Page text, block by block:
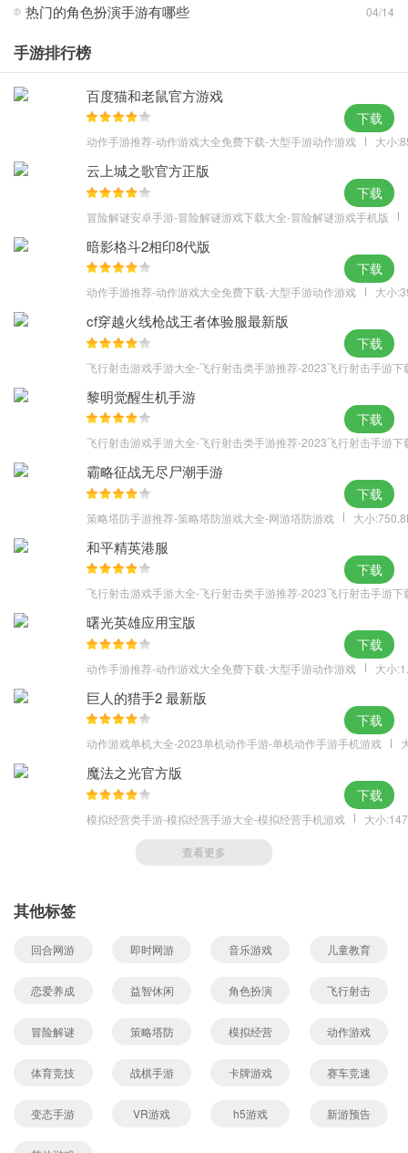
《千与千寻》中的湛蓝天空、《天空之城》中的翠绿掩映、《幽灵
公主》中的山峦河流等诸多曾经让你醉心的动漫场景，在《星之契
约》中你均可以亲自来体验一番。
欧式的宫殿城堡、酒馆，街边的银行、邮局，邻家的面包店，或豪
华或简易的马车，展现着这个世界的文明;同时，这里有无数的冒险
家，魔法普遍存在，天空有可行驶万里的巨型飞艇，远方有充满能
源的未知神秘地带，太阳、月亮、星辰如神灵、图腾般被崇拜。
文明与魔法结合，幻想与神奇交汇，《星之契约》必将会让喜欢吉
卜力和宫崎骏的你眼前一亮。
吉卜力元素灵感，想象力打造奇幻异世界
《星之契约》是一款以萌喵萌汪为主角的养成rpg游戏，这座猫狗的
国度构建在一个带有幻想色彩、并拥有一定程度工业科技的异世界
中。因此，除了无比美好的自然景色，融合了东西方特色的人文景
观将进一步带玩家进入一个童话般的奇幻世界。
热门的角色扮演手游有哪些 04/14
手游排行榜
百度猫和老鼠官方游戏
动作手游推荐-动作游戏大全免费下载-大型手游动作游戏 大小
下载
云上城之歌官方正版
冒险解谜安卓手游-冒险解谜游戏下载大全-冒险解谜游戏手机版
下载
暗影格斗2相印8代版
动作手游推荐-动作游戏大全免费下载-大型手游动作游戏 大小
下载
cf穿越火线枪战王者体验服最新版
飞行射击游戏手游大全-飞行射击类手游推荐-2023飞行射击手游下
下载
黎明觉醒生机手游
飞行射击游戏手游大全-飞行射击类手游推荐-2023飞行射击手游下
下载
霸略征战无尽尸潮手游
策略塔防手游推荐-策略塔防游戏大全-网游塔防游戏 大小
下载
和平精英港服
飞行射击游戏手游大全-飞行射击类手游推荐-2023飞行射击手游下
下载
曙光英雄应用宝版
动作手游推荐-动作游戏大全免费下载-大型手游动作游戏 大小
下载
巨人的猎手2 最新版
动作游戏单机大全-2023单机动作手游-单机动作手游手机游戏
下载
魔法之光官方版
模拟经营类手游-模拟经营手游大全-模拟经营手机游戏 大小
下载
查看更多
其他标签
回合网游 即时网游 音乐游戏 儿童教育
恋爱养成 益智休闲 角色扮演 飞行射击
冒险解谜 策略塔防 模拟经营 动作游戏
体育竞技 战棋手游 卡牌游戏 赛车竞速
变态手游 VR游戏 h5游戏 新游预告